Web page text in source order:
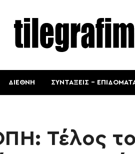
ΔΙΕΘΝΗ ΣΥΝΤΑΞΕΙΣ –
Τέλος το